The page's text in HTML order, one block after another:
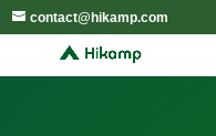
contact@hikamp.com